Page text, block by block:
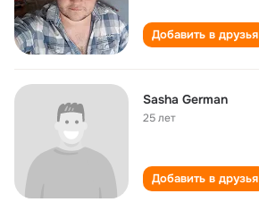
Добавить в друзья
Sasha German
25 лет
Добавить в друзья